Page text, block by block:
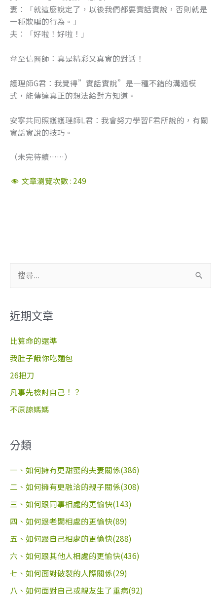
妻：「就這麼說定了，以後我們都要實話實說，否則就是
一種欺騙的行為。」
夫：「好啦！好啦！」
韋至信醫師：真是精彩又真實的對話！
護理師G君：我覺得”實話實說”是一種不錯的溝通模
式，能傳達真正的想法給對方知道。
安寧共同照護護理師L君：我會努力學習F君所說的，有關
實話實說的技巧。
（未完待續……）
文章瀏覽次數 : 249
尋
鍵
字
:
近期文章
比算命的還準
我肚子餓你吃麵包
26把刀
凡事先檢討自己！？
不原諒媽媽
分類
一、如何擁有更甜蜜的夫妻關係(386)
二、如何擁有更融洽的親子關係(308)
三、如何跟同事相處的更愉快(143)
四、如何跟老闆相處的更愉快(89)
五、如何跟自己相處的更愉快(288)
六、如何跟其他人相處的更愉快(436)
七、如何面對破裂的人際關係(29)
八、如何面對自己或親友生了重病(92)